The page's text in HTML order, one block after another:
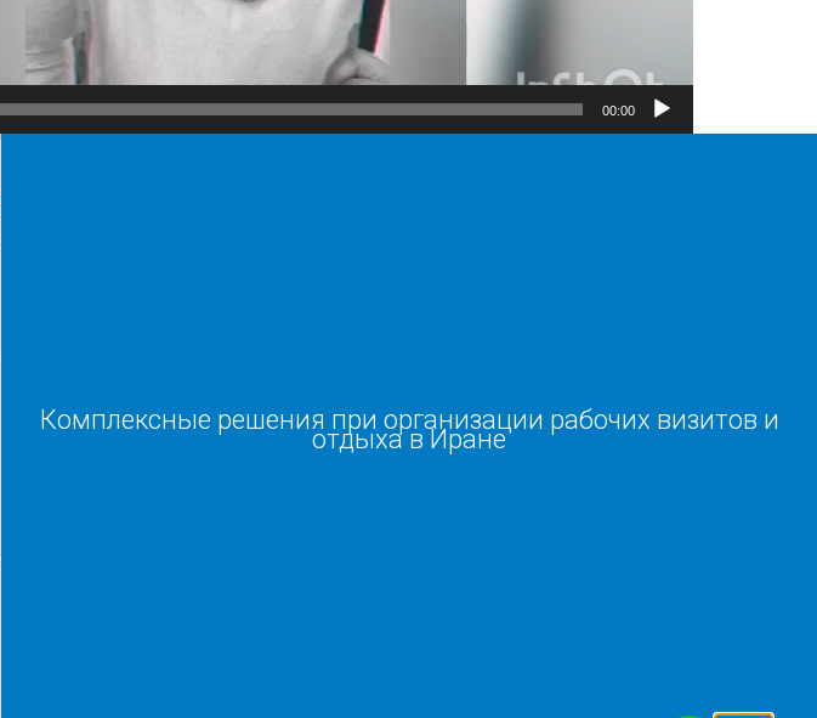
00:00
Комплексные решения при организации рабочих визитов и
отдыха в Иране